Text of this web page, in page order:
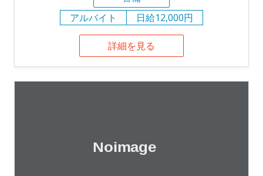
アルバイト
日給12,000円
詳細を見る